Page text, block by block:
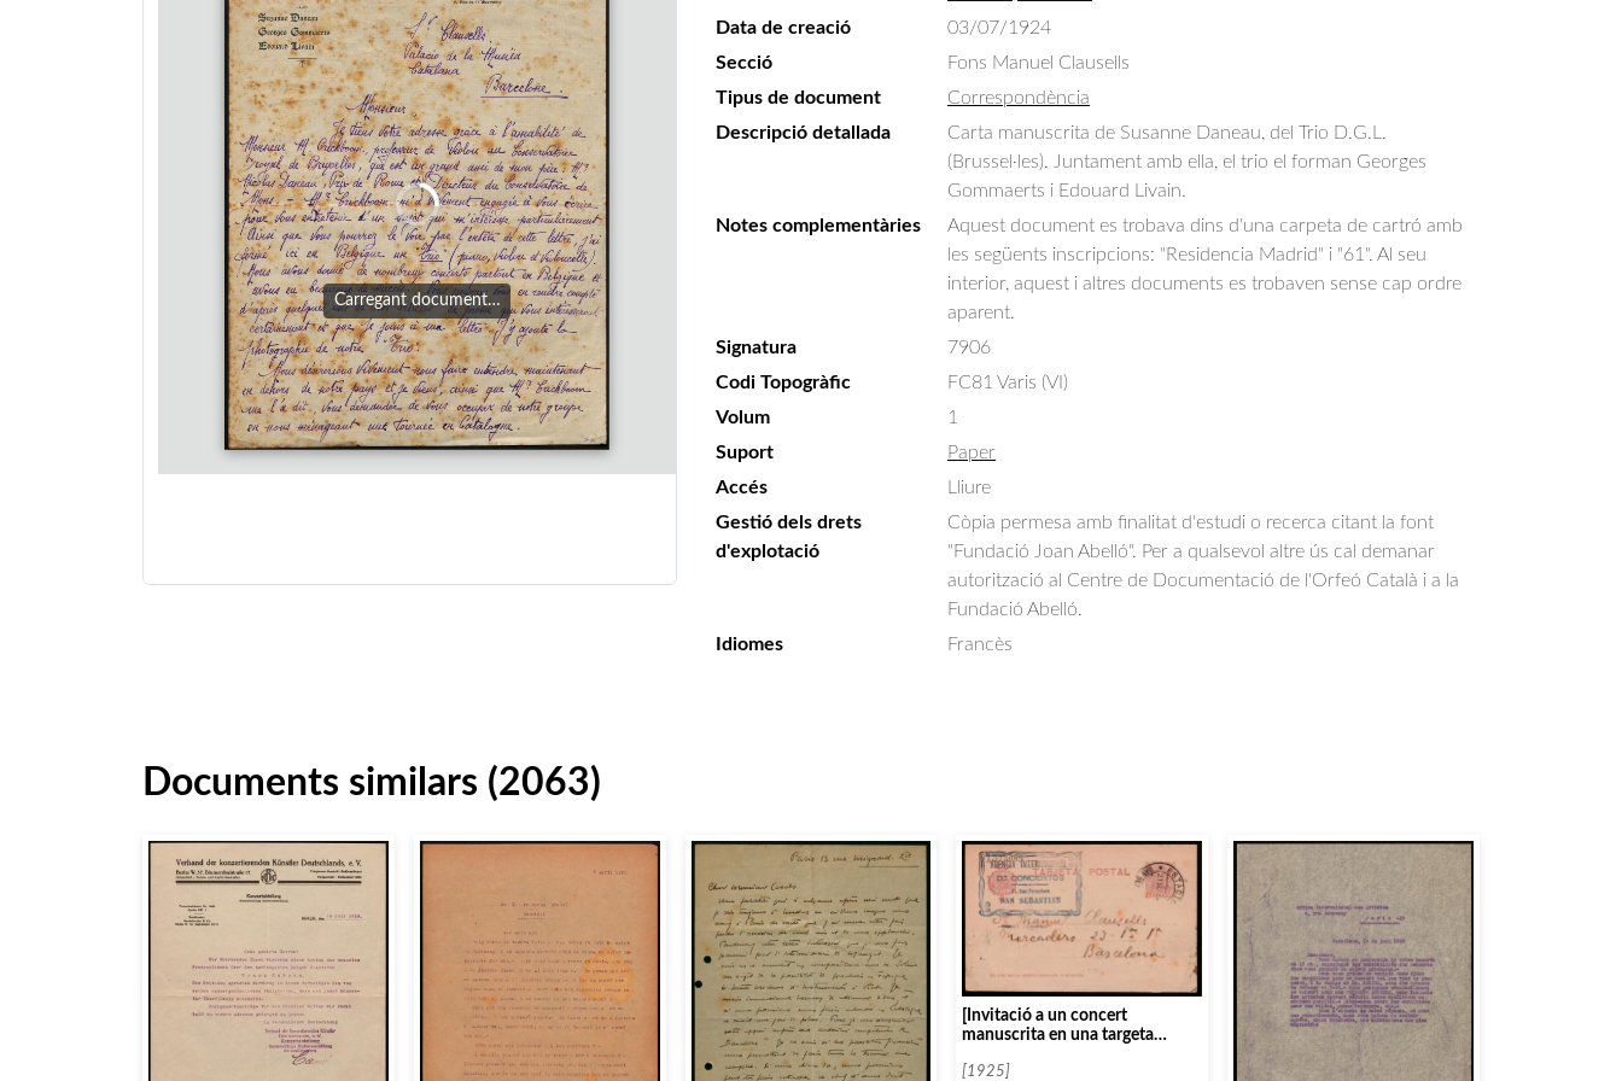
Carregant document…
Data de creació
03/07/1924
Secció
Fons Manuel Clausells
Tipus de document
Correspondència
Descripció detallada
Carta manuscrita de Susanne Daneau, del Trio D.G.L.
(Brussel·les). Juntament amb ella, el trio el forman Georges
Gommaerts i Edouard Livain.
Notes complementàries
Aquest document es trobava dins d'una carpeta de cartró amb
les següents inscripcions: "Residencia Madrid" i "61". Al seu
interior, aquest i altres documents es trobaven sense cap ordre
aparent.
Signatura
7906
Codi Topogràfic
FC81 Varis (VI)
Volum
1
Suport
Paper
Accés
Lliure
Gestió dels drets
d'explotació
Còpia permesa amb finalitat d'estudi o recerca citant la font
"Fundació Joan Abelló". Per a qualsevol altre ús cal demanar
autorització al Centre de Documentació de l'Orfeó Català i a la
Fundació Abelló.
Idiomes
Francès
Documents similars (2063)
[Invitació a un concert
manuscrita en una targeta
[1925]